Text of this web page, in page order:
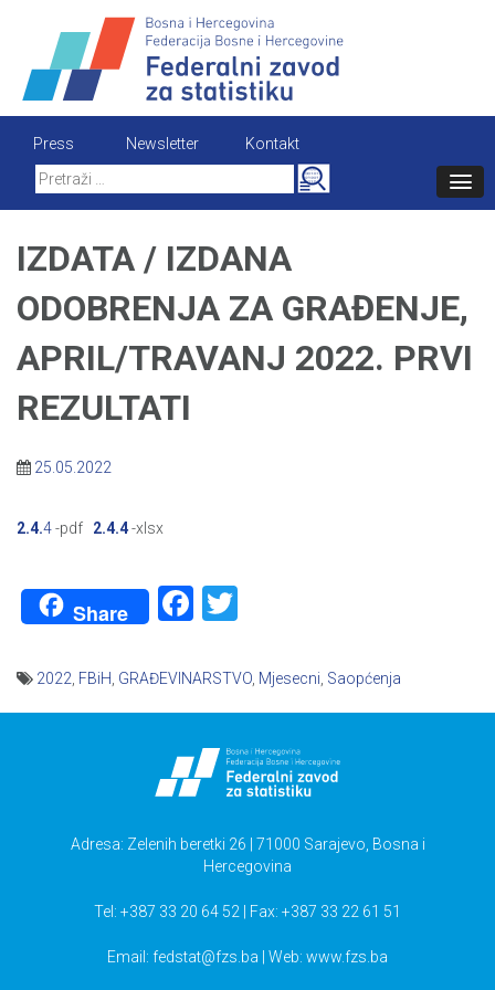
content
Press Newsletter
Kontakt
Search
for:
IZDATA / IZDANA
ODOBRENJA ZA GRAĐENJE,
APRIL/TRAVANJ 2022. PRVI
REZULTATI
25.05.2022
2.4.4-pdf 2.4.4-xlsx
Share Facebook
2022 FBiH GRAĐEVINARSTVO Mjesecni Saopćenja
Adresa: Zelenih beretki 26 | 71000 Sarajevo, Bosna i
Hercegovina
Tel: +387 33 20 64 52 | Fax: +387 33 22 61 51
Email: fedstat@fzs.ba | Web: www.fzs.ba